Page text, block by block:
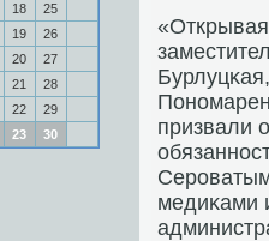
18
25
19
26
20
27
21
28
22
29
23 30
призвали
медиκами